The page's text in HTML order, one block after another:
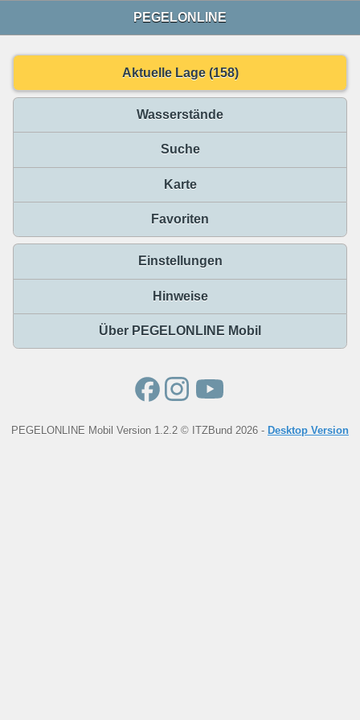
PEGELONLINE
Aktuelle Lage (158)
Wasserstände
Suche
Karte
Favoriten
Einstellungen
Hinweise
Über PEGELONLINE Mobil
PEGELONLINE Mobil Version 1.2.2 © ITZBund 2026 - Desktop Version